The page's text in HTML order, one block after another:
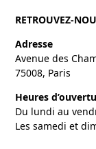
RETROUVEZ-
Adresse
Avenue des
75008, Paris
Heures
Du lundi au
Les samedi et